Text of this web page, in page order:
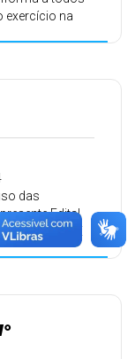
exercício na
das
Edital
DE